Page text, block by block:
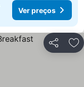
Ver preços
Partilhar